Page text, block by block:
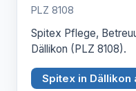
PLZ 8108
Spitex Pflege,
Dällikon (PLZ 8108).
Spitex in Dällikon